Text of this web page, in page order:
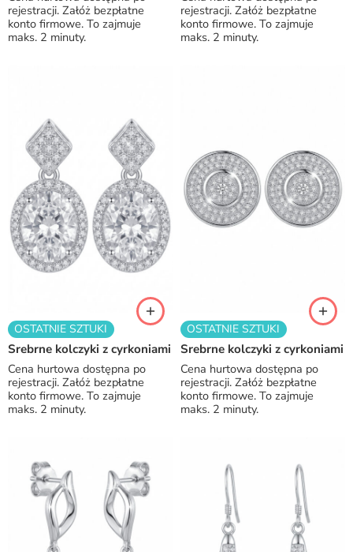
rejestracji. Załóż bezpłatne
konto firmowe. To zajmuje
maks. 2 minuty.
rejestracji. Załóż bezpłatne
konto firmowe. To zajmuje
maks. 2 minuty.
OSTATNIE SZTUKI
Srebrne kolczyki z cyrkoniami
Cena hurtowa dostępna po
rejestracji. Załóż bezpłatne
konto firmowe. To zajmuje
maks. 2 minuty.
OSTATNIE SZTUKI
Srebrne kolczyki z cyrkoniami
Cena hurtowa dostępna po
rejestracji. Załóż bezpłatne
konto firmowe. To zajmuje
maks. 2 minuty.